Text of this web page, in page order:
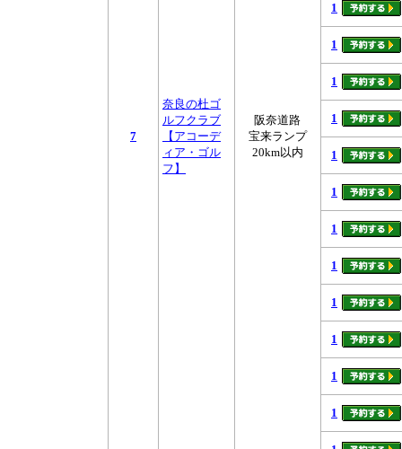
7
奈良の杜ゴ
ルフクラブ
【アコーデ
ィア・ゴル
フ】
阪奈道路
宝来ランプ
20km以内
1
1
1
1
1
1
1
1
1
1
1
1